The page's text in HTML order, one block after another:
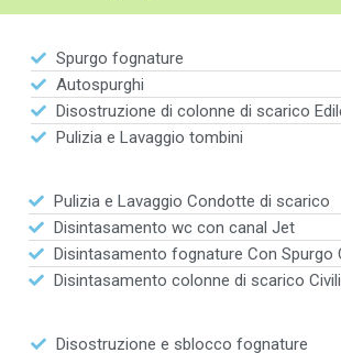
Spurgo fognature
Autospurghi
Disostruzione di colonne di scarico
Pulizia e Lavaggio tombini
Pulizia e Lavaggio Condotte di scarico
Disintasamento wc con canal Jet
Disintasamento fognature Con Spurgo
Disintasamento colonne di scarico
Disostruzione e sblocco fognature